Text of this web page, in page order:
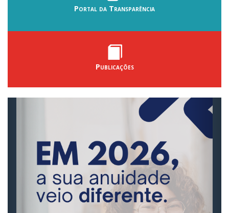
Portal da Transparência
Publicações